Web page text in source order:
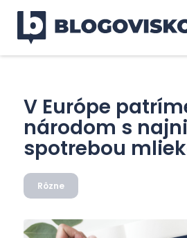
V Európe
národom s
spotrebou
Rôzne